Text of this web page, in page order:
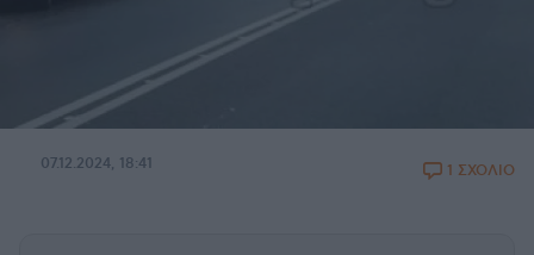
07.12.2024, 18:41 1 ΣΧΟΛΙΟ